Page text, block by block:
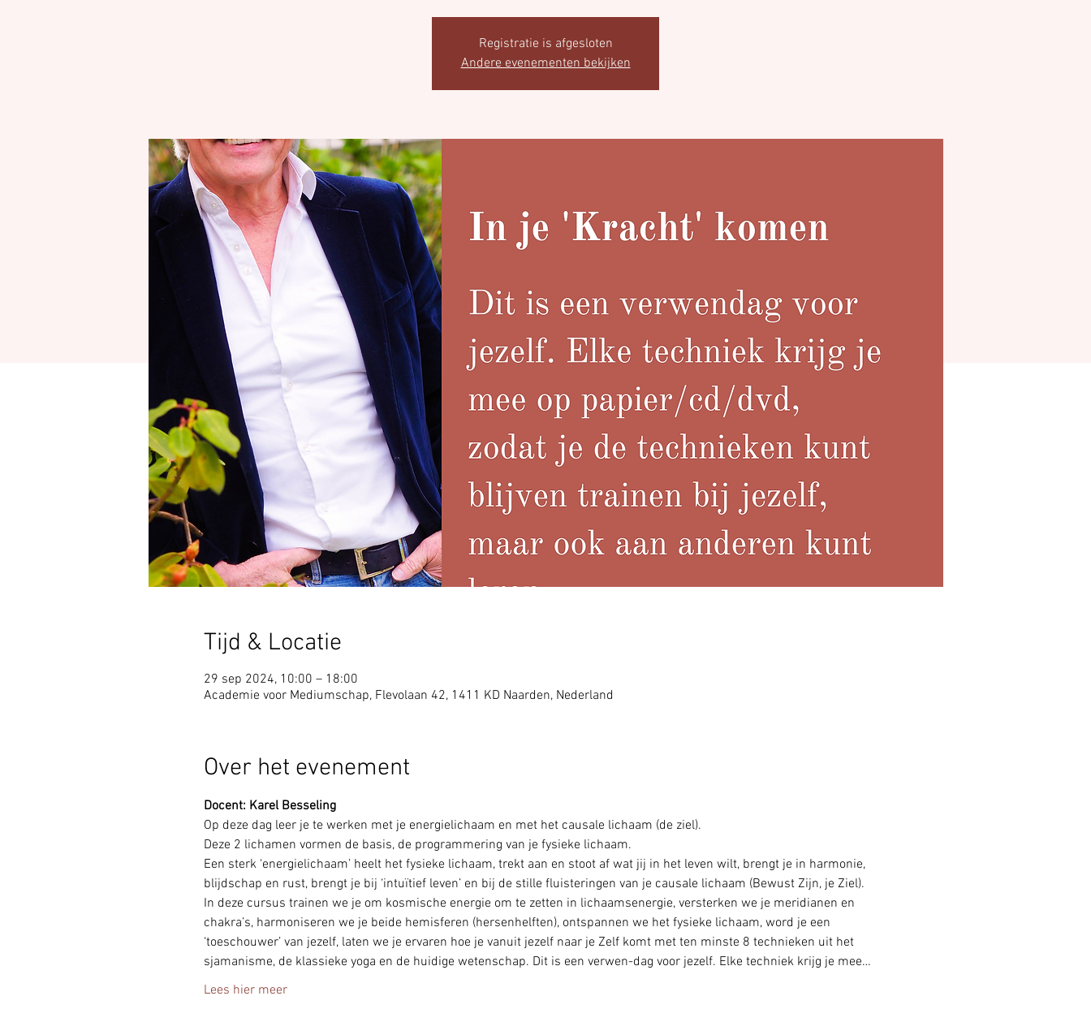
Registratie is afgesloten
Andere evenementen bekijken
Tijd & Locatie
29 sep 2024, 10:00 – 18:00
Academie voor Mediumschap, Flevolaan 42, 1411 KD Naarden, Nederland
Over het evenement
Docent: Karel Besseling
Op deze dag leer je te werken met je energielichaam en met het causale lichaam (de ziel).
Deze 2 lichamen vormen de basis, de programmering van je fysieke lichaam.
Een sterk ‘energielichaam’ heelt het fysieke lichaam, trekt aan en stoot af wat jij in het leven wilt, brengt je in harmonie,
blijdschap en rust, brengt je bij ‘intuïtief leven’ en bij de stille fluisteringen van je causale lichaam (Bewust Zijn, je Ziel).
In deze cursus trainen we je om kosmische energie om te zetten in lichaamsenergie, versterken we je meridianen en
chakra’s, harmoniseren we je beide hemisferen (hersenhelften), ontspannen we het fysieke lichaam, word je een
‘toeschouwer’ van jezelf, laten we je ervaren hoe je vanuit jezelf naar je Zelf komt met ten minste 8 technieken uit het
sjamanisme, de klassieke yoga en de huidige wetenschap. Dit is een verwen-dag voor jezelf. Elke techniek krijg je mee…
Lees hier meer